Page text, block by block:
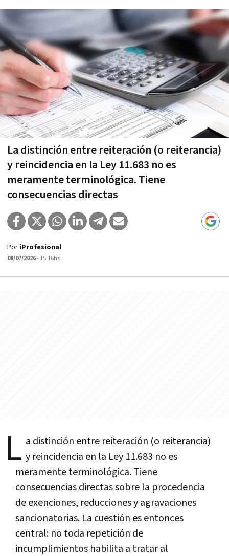
La distinción entre reiteración (o reiterancia)
y reincidencia en la Ley 11.683 no es
meramente terminológica. Tiene
consecuencias directas
Por iProfesional
08/07/2026- 15:16hs
L a distinción entre reiteración (o reiterancia)
y reincidencia en la Ley 11.683 no es
meramente terminológica. Tiene
consecuencias directas sobre la procedencia
de exenciones, reducciones y agravaciones
sancionatorias. La cuestión es entonces
central: no toda repetición de
incumplimientos habilita a tratar al